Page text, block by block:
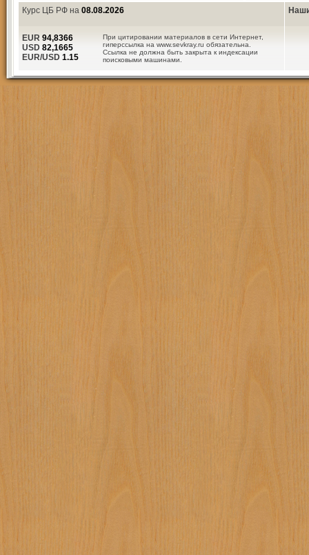
Курс ЦБ РФ на 08.08.2026
При цитировании материалов в сети Интернет,
гиперссылка на www.sevkray.ru обязательна.
Ссылка не должна быть закрыта к индексации
поисковыми машинами.
EUR 94,8366
USD 82,1665
EUR/USD 1.15